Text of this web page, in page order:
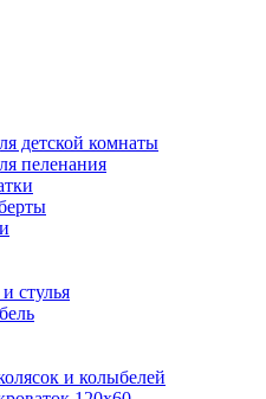
детской комнаты
пеленания
стулья
и колыбелей